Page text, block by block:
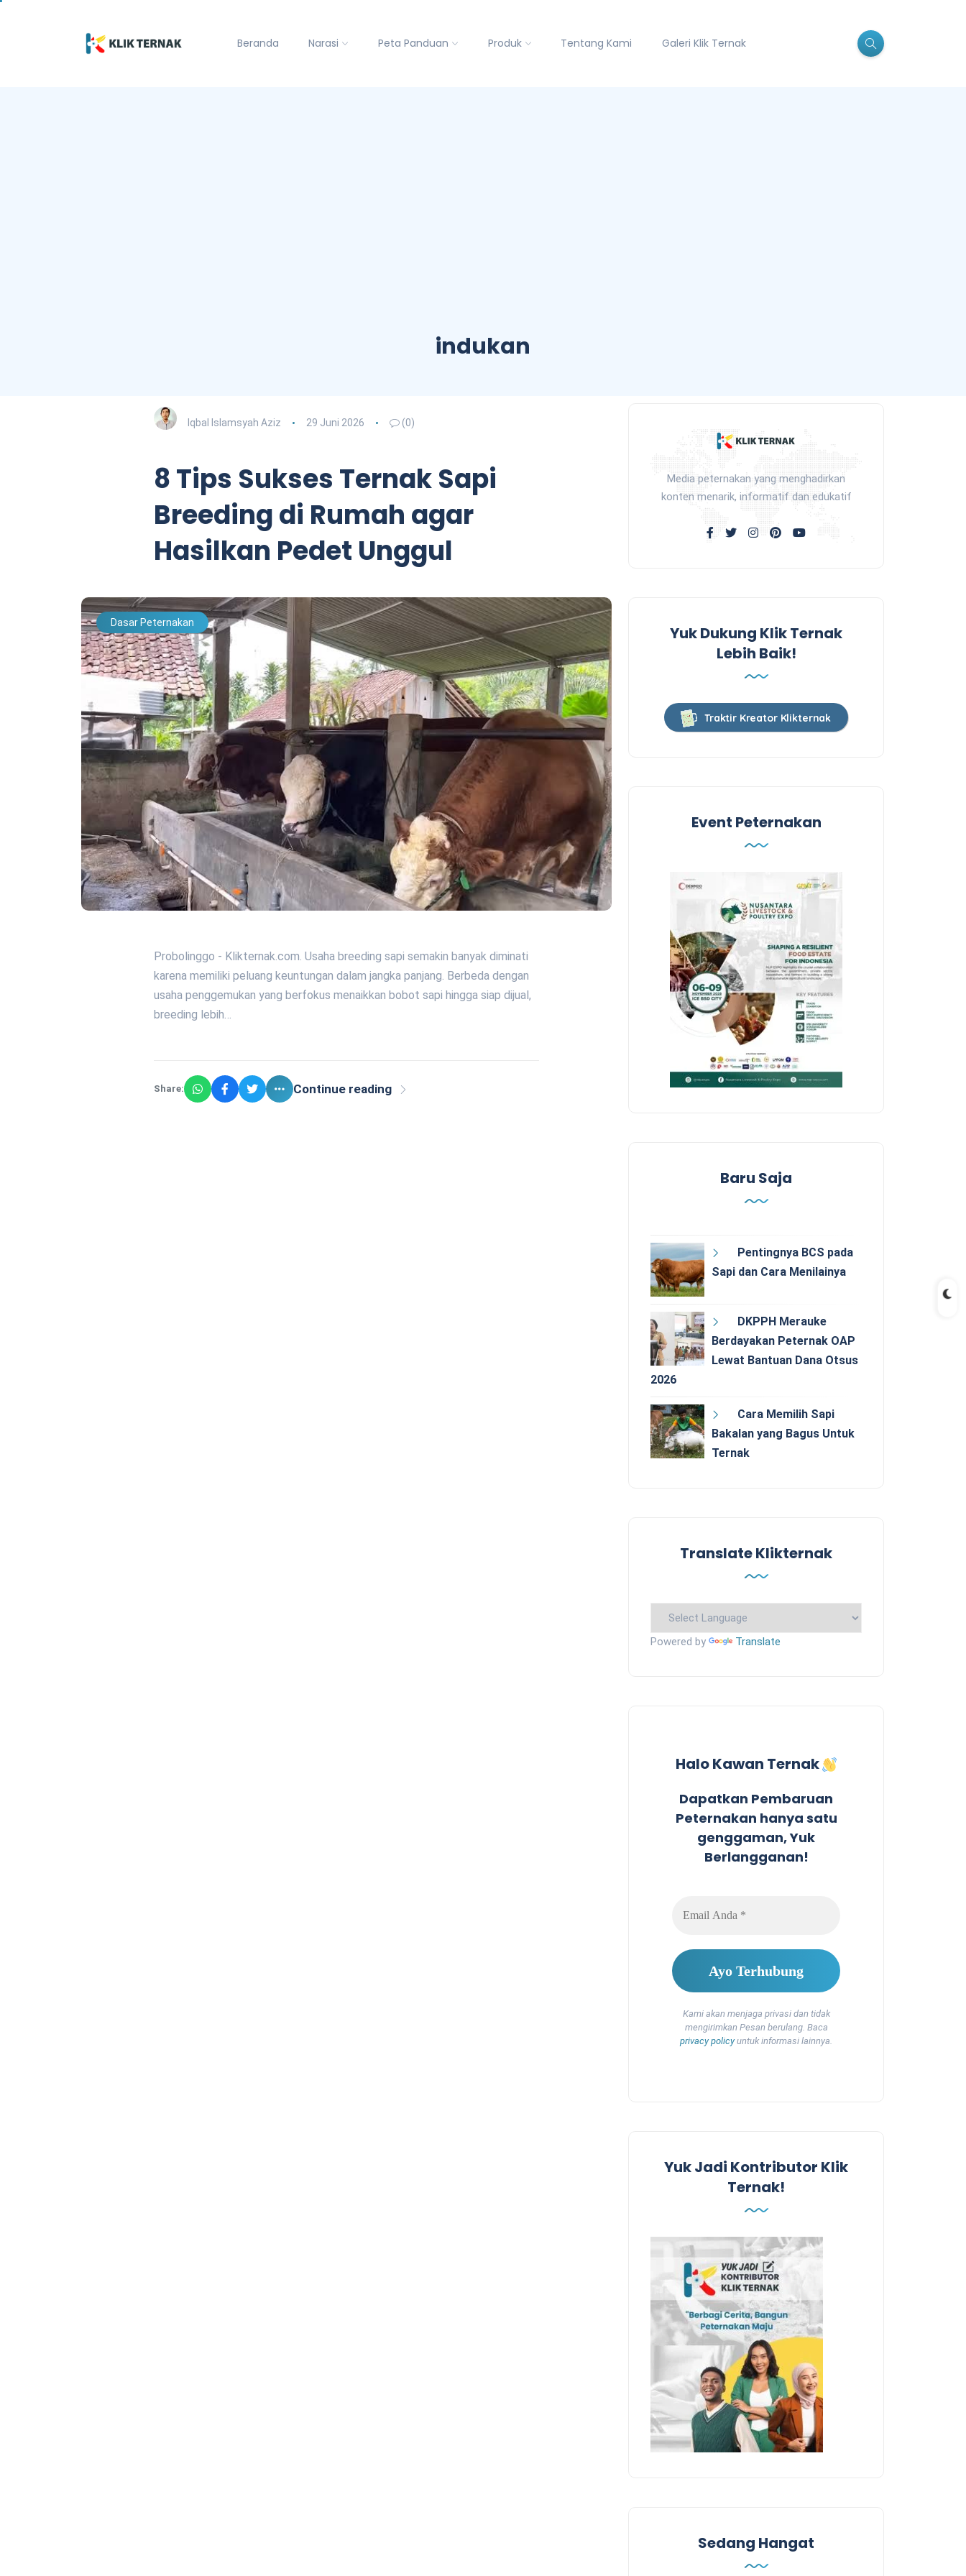
Beranda Narasi Peta Panduan Produk Tentang Kami Galeri Klik Ternak
indukan
Iqbal Islamsyah Aziz 29 Juni 2026 (0)
8 Tips Sukses Ternak Sapi
Breeding di Rumah agar
Hasilkan Pedet Unggul
Dasar Peternakan
Probolinggo - Klikternak.com. Usaha breeding sapi semakin banyak diminati
karena memiliki peluang keuntungan dalam jangka panjang. Berbeda dengan
usaha penggemukan yang berfokus menaikkan bobot sapi hingga siap dijual,
breeding lebih…
Share: Continue reading
Media peternakan yang menghadirkan
konten menarik, informatif dan edukatif
Yuk Dukung Klik Ternak
Lebih Baik!
Traktir Kreator Klikternak
Event Peternakan
Baru Saja
Pentingnya BCS pada
Sapi dan Cara Menilainya
DKPPH Merauke
Berdayakan Peternak OAP
Lewat Bantuan Dana Otsus
2026
Cara Memilih Sapi
Bakalan yang Bagus Untuk
Ternak
Translate Klikternak
Powered by Translate
Halo Kawan Ternak
Dapatkan Pembaruan
Peternakan hanya satu
genggaman, Yuk
Berlangganan!
Kami akan menjaga privasi dan tidak
mengirimkan Pesan berulang. Baca
privacy policyuntuk informasi lainnya.
Yuk Jadi Kontributor Klik
Ternak!
Sedang Hangat